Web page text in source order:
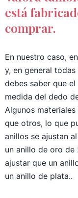
está
comprar.
En nuestro caso,
y, en general
debes saber que
medida del dedo
Algunos
que otros, lo que
anillos se ajustan
un anillo de oro de
ajustar que un
un anillo de plata..